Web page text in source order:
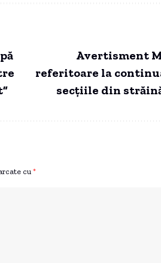
Avertisment
referitoare la
secțiile din
cu *